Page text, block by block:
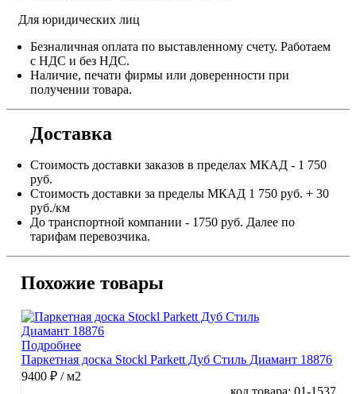
Для юридических лиц
Безналичная оплата по выставленному счету. Работаем
с НДС и без НДС.
Наличие, печати фирмы или доверенности при
получении товара.
Доставка
Стоимость доставки заказов в пределах МКАД - 1 750
руб.
Стоимость доставки за пределы МКАД 1 750 руб. + 30
руб./км
До транспортной компании - 1750 руб. Далее по
тарифам перевозчика.
Похожие товары
Подробнее
Паркетная доска Stockl Parkett Дуб Стиль Диамант 18876
9400 ₽ / м2
код товара: 01-1537